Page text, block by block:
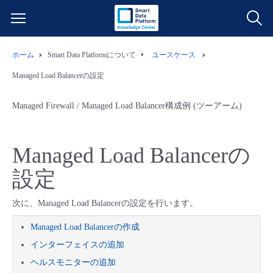
ネットワーク
モニタリング/監査
クラウド/サーバー
ネットワーク
IoT
料金シミュレーター
データ利活用
クラウド/サーバー
ご利用開始ガイド
■ 管理機能
- 管理機能
ユースケース
- バックアップ
- セキュリティ・監査
故障/メンテナンス情報
ホーム Smart Data Platformについて ユースケース
Managed Load Balancerの設定
Managed Firewall / Managed Load Balancer構成例 (ツーアーム)
Managed Load Balancerの
設定
次に、Managed Load Balancerの設定を行います。
Managed Load Balancerの作成
インターフェイスの追加
ヘルスモニターの追加